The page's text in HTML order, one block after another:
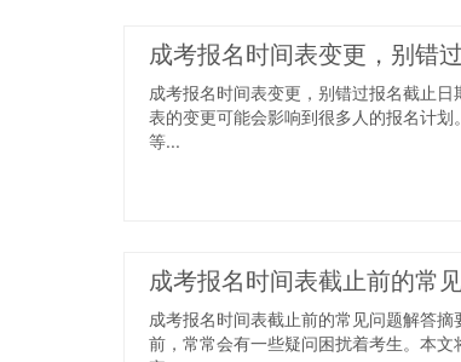
成考报名时间表变更，别错
成考报名时间表变更，别错过报名截止
表的变更可能会影响到很多人的报名计
等...
成考报名时间表截止前的常
成考报名时间表截止前的常见问题解答
前，常常会有一些疑问困扰着考生。本